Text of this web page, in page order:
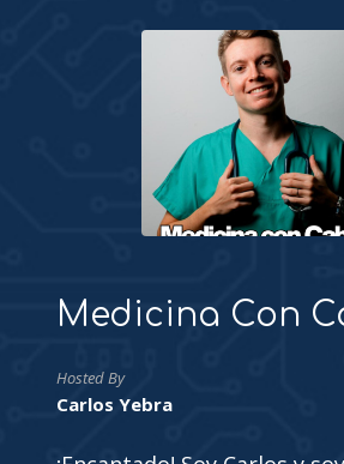
Medicina Con
Hosted By
Carlos Yebra